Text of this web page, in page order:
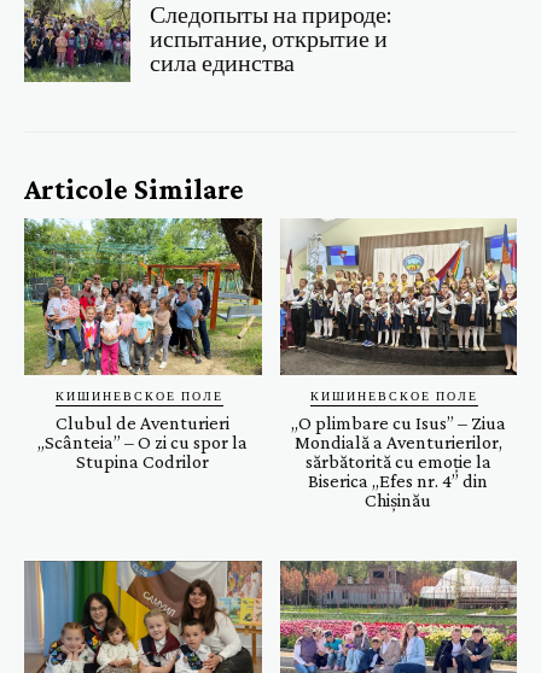
Следопыты на природе:
испытание, открытие и
сила единства
Articole Similare
КИШИНЕВСКОЕ ПОЛЕ
Clubul de Aventurieri
„Scânteia” – O zi cu spor la
Stupina Codrilor
КИШИНЕВСКОЕ ПОЛЕ
„O plimbare cu Isus” – Ziua
Mondială a Aventurierilor,
sărbătorită cu emoție la
Biserica „Efes nr. 4” din
Chișinău